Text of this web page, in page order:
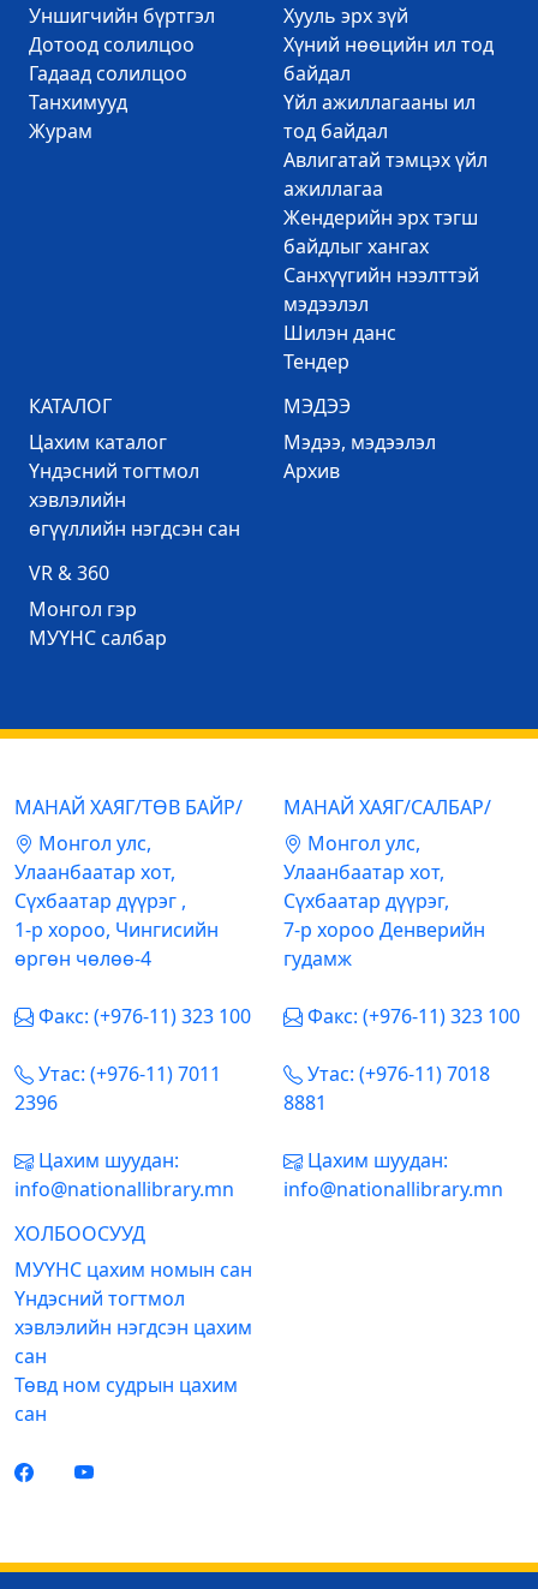
Уншигчийн бүртгэл
Дотоод солилцоо
Гадаад солилцоо
Танхимууд
Журам
Хууль эрх зүй
Хүний нөөцийн ил тод
байдал
Үйл ажиллагааны ил
тод байдал
Авлигатай тэмцэх үйл
ажиллагаа
Жендерийн эрх тэгш
байдлыг хангах
Санхүүгийн нээлттэй
мэдээлэл
Шилэн данс
Тендер
КАТАЛОГ
Цахим каталог
Үндэсний тогтмол
хэвлэлийн
өгүүллийн нэгдсэн сан
МЭДЭЭ
Mэдээ, мэдээлэл
Архив
VR & 360
Mонгол гэр
МУҮНС салбар
МАНАЙ ХАЯГ/ТӨВ БАЙР/
Mонгол улс,
Улаанбаатар хот,
Сүхбаатар дүүрэг ,
1-р хороо, Чингисийн
өргөн чөлөө-4
Факс: (+976-11) 323 100
Утас: (+976-11) 7011
2396
Цахим шуудан:
info@nationallibrary.mn
МАНАЙ ХАЯГ/САЛБАР/
Mонгол улс,
Улаанбаатар хот,
Сүхбаатар дүүрэг,
7-р хороо Денверийн
гудамж
Факс: (+976-11) 323 100
Утас: (+976-11) 7018
8881
Цахим шуудан:
info@nationallibrary.mn
ХОЛБООСУУД
МУҮНС цахим номын сан
Үндэсний тогтмол
хэвлэлийн нэгдсэн цахим
сан
Төвд ном судрын цахим
сан